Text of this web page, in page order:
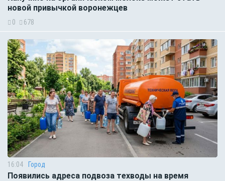
новой привычкой воронежцев
0 678
16:04 Город
Появились адреса подвоза техводы на время